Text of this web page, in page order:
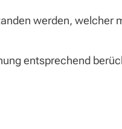
werden, welcher
entsprechend